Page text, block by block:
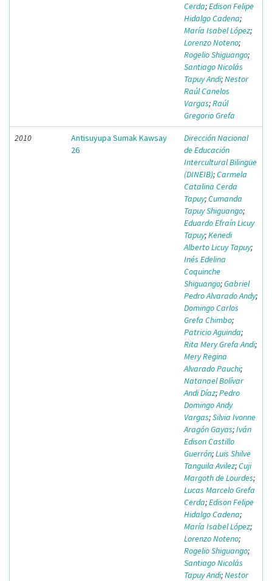
Cerda;Edison Felipe
Hidalgo Cadena;
María Isabel López;
Lorenzo Noteno;
Rogelio Shiguango;
Santiago Nicolás
Tapuy Andi;Nestor
Raúl Canelos
Vargas;Raúl
Gregorio Grefa
2010
Antisuyupa Sumak Kawsay
26
Dirección Nacional
de Educación
Intercultural Bilingüe
(DINEIB);Carmela
Catalina Cerda
Tapuy;Cumanda
Tapuy Shiguango;
Eduardo Efraín Licuy
Tapuy;Kenedi
Alberto Licuy Tapuy;
Inés Edelina
Coquinche
Shiguango;Gabriel
Pedro Alvarado Andy;
Domingo Carlos
Grefa Chimbo;
Patricio Aguinda;
Rita Mery Grefa Andi;
Mery Regina
Alvarado Pauchi;
Natanael Bolívar
Andi Díaz;Pedro
Domingo Andy
Vargas;Silvia Ivonne
Aragón Gayas;Iván
Edison Castillo
Guerrón;Luis Shilve
Tanguila Avilez;Cuji
Margoth de Lourdes;
Lucas Marcelo Grefa
Cerda;Edison Felipe
Hidalgo Cadena;
María Isabel López;
Lorenzo Noteno;
Rogelio Shiguango;
Santiago Nicolás
Tapuy Andi;Nestor